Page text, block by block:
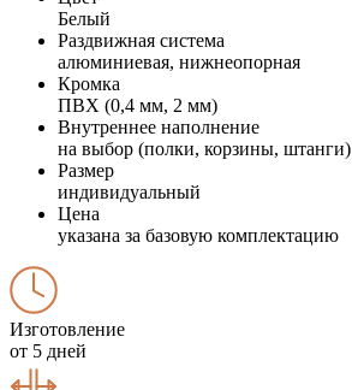
Белый
Раздвижная система
алюминиевая, нижнеопорная
Кромка
ПВХ (0,4 мм, 2 мм)
Внутреннее наполнение
на выбор (полки, корзины, штанги)
Размер
индивидуальный
Цена
указана за базовую комплектацию
Изготовление
от 5 дней